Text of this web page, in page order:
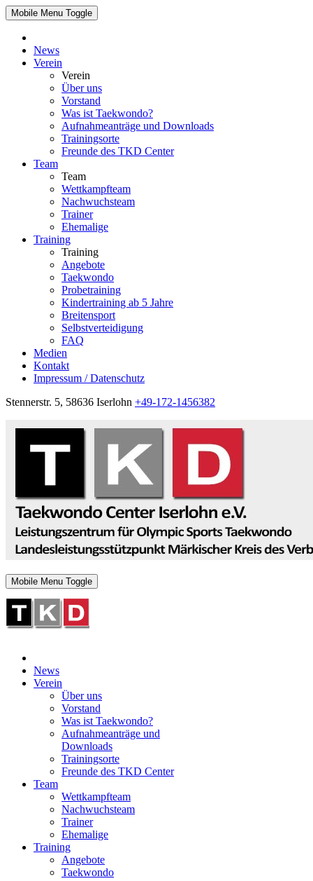
Mobile Menu Toggle
News
Verein
Verein
Über uns
Vorstand
Was ist Taekwondo?
Aufnahmeanträge und Downloads
Trainingsorte
Freunde des TKD Center
Team
Team
Wettkampfteam
Nachwuchsteam
Trainer
Ehemalige
Training
Training
Angebote
Taekwondo
Probetraining
Kindertraining ab 5 Jahre
Breitensport
Selbstverteidigung
FAQ
Medien
Kontakt
Impressum / Datenschutz
Stennerstr. 5, 58636 Iserlohn +49-172-1456382
Mobile Menu Toggle
News
Verein
Über uns
Vorstand
Was ist Taekwondo?
Aufnahmeanträge und
Downloads
Trainingsorte
Freunde des TKD Center
Team
Wettkampfteam
Nachwuchsteam
Trainer
Ehemalige
Training
Angebote
Taekwondo